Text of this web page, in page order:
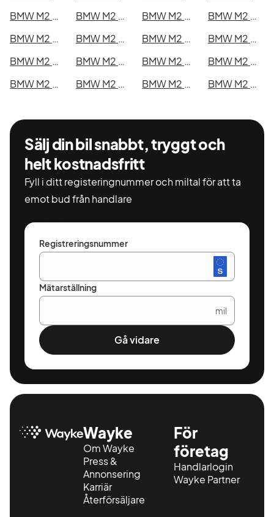
BMW M2 Competition i Lund
BMW M2 Competition i Mönsterås BMW M2 Competition i Uddevalla
BMW M2 Competition i Västervik
BMW M2 Competition i Ystad
BMW M2 Competition i Östersund BMW M2 Competition i Borlänge
BMW M2 Competition i Kiruna
BMW M2 Competition i Nyköping
BMW M2 Competition i Oskarshamn BMW M2 Competition i Sigtuna
BMW M2 Competition i Skellefteå
BMW M2 Competition i Skövde
BMW M2 Competition i Trollhättan BMW M2 Competition i Alingsås BMW M2 Competition i Båstad
Sälj din bil snabbt, tryggt och
helt kostnadsfritt
Fyll i ditt registeringnummer och miltal för att ta
emot bud från handlare
Registreringsnummer
Mätarställning
mil
Gå vidare
Wayke
Om Wayke
Press &
Annonsering
Karriär
Återförsäljare
För
företag
Handlarlogin
Wayke Partner